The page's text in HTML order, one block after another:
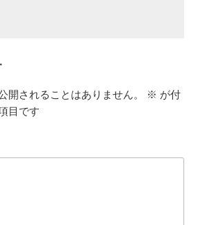
開されることはありません。 ※ が付
目です